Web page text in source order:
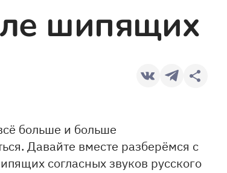
шипящих
больше и больше
Давайте вместе разберёмся с
согласных звуков русского